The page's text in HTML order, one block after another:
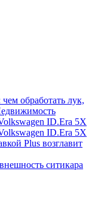
обработать лук,
ID.Era 5X
ID.Era 5X
Plus возглавит
ситикара